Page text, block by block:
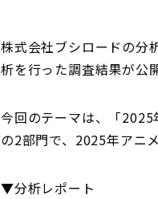
株式会社ブシロードの分
析を行った調査結果が公
今回のテーマは、「2025
の2部門で、2025年アニ
▼分析レポート